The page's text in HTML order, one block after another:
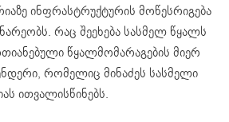
ინფრასტრუქტურის მოწესრიგება
რაც შეეხება სასმელ წყალს
წყალმომარაგების მიერ
რომელიც მინაძეს სასმელი
ითვალისწინებს.